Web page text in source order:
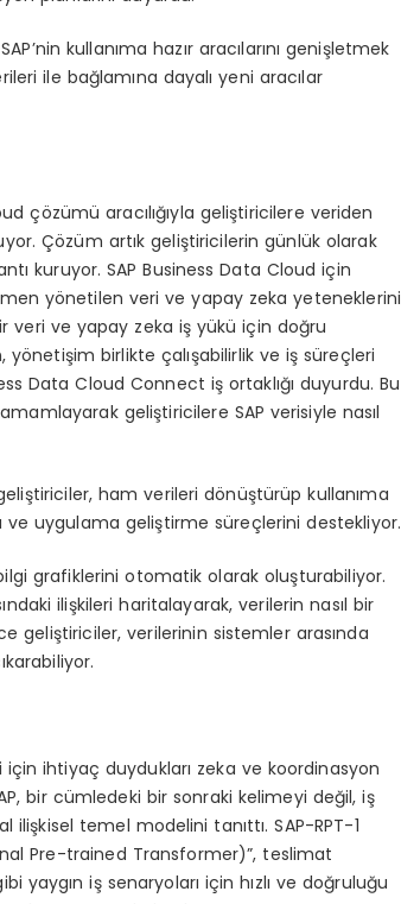
kullanıma hazır aracılarını genişletmek
ile bağlamına dayalı yeni aracılar
çözümü aracılığıyla geliştiricilere veriden
Çözüm artık geliştiricilerin günlük olarak
kuruyor. SAP Business Data Cloud için
yönetilen veri ve yapay zeka yeteneklerini
veri ve yapay zeka iş yükü için doğru
birlikte çalışabilirlik ve iş süreçleri
Data Cloud Connect iş ortaklığı duyurdu. Bu
geliştiricilere SAP verisiyle nasıl
ham verileri dönüştürüp kullanıma
ve uygulama geliştirme süreçlerini destekliyor.
grafiklerini otomatik olarak oluşturabiliyor.
ilişkileri haritalayarak, verilerin nasıl bir
geliştiriciler, verilerinin sistemler arasında
ihtiyaç duydukları zeka ve koordinasyon
bir cümledeki bir sonraki kelimeyi değil, iş
ilişkisel temel modelini tanıttı. SAP-RPT-1
Pre-trained Transformer)”, teslimat
yaygın iş senaryoları için hızlı ve doğruluğu